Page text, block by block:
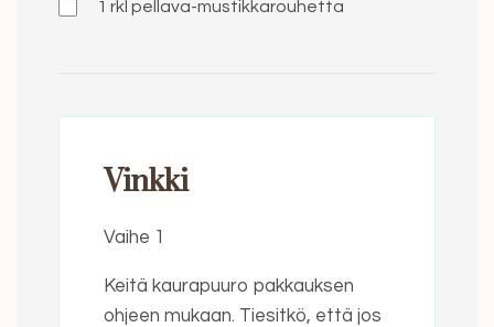
1 rkl pellava-mustikkarouhetta
Vinkki
Vaihe 1
Keitä kaurapuuro pakkauksen
ohjeen mukaan. Tiesitkö, että jos